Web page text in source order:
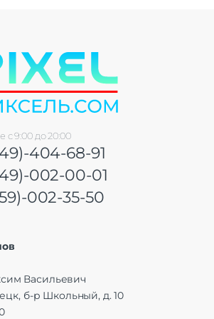
с 9:00 до 20:00
404-68-91
002-00-01
002-35-50
Васильевич
б-р Школьный, д. 10